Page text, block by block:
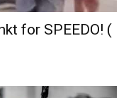
for SPEEDO! (